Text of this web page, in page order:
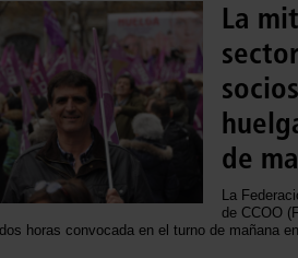
La
de
La
de CCOO
horas convocada en el turno de mañana